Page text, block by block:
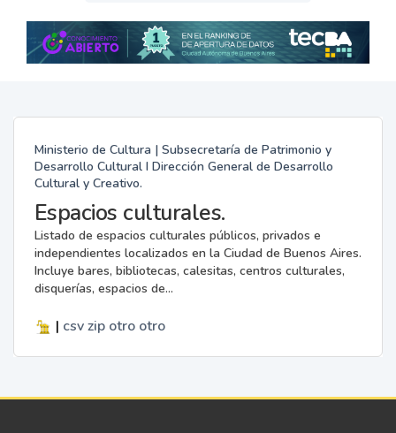
Ministerio de Cultura | Subsecretaría de Patrimonio y
Desarrollo Cultural I Dirección General de Desarrollo
Cultural y Creativo.
Espacios culturales.
Listado de espacios culturales públicos, privados e
independientes localizados en la Ciudad de Buenos Aires.
Incluye bares, bibliotecas, calesitas, centros culturales,
disquerías, espacios de...
| csv zip otro otro